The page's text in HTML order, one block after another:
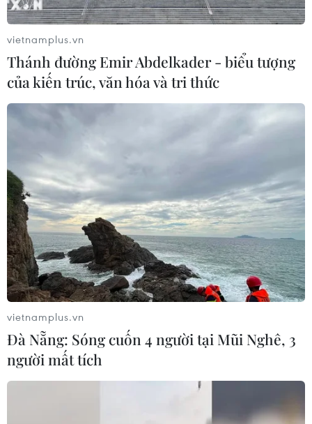
Ăn mừng chiến thắng, cổ động viên Anh
phá hoại cả xe cứu thương
09/07/2018 02:38
Dịch vụ Xe cứu thương London cho biết những cổ động
viên quá khích đã làm hư hại một xe cấp cứu đang đỗ
bên vệ đường cao tốc Borough sau một cuộc gọi khẩn
cấp.
vietnamplus.vn
Thánh đường Emir Abdelkader - biểu tượng
của kiến trúc, văn hóa và tri thức
vietnamplus.vn
Đà Nẵng: Sóng cuốn 4 người tại Mũi Nghê, 3
người mất tích